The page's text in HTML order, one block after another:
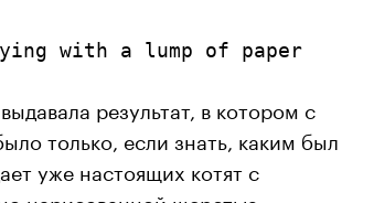
with a lump of paper
результат, в котором с
только, если знать, каким был
уже настоящих котят с